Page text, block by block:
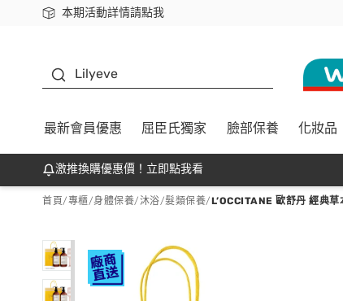
本期活動詳情請點我
下載app最高回饋$350
Lilyeve
最新會員優惠 屈臣氏獨家 臉部保養 化妝品
激推換購優惠價！立即點我看
首頁/專櫃/身體保養/沐浴/髮類保養/L’OCCITANE 歐舒丹 經典